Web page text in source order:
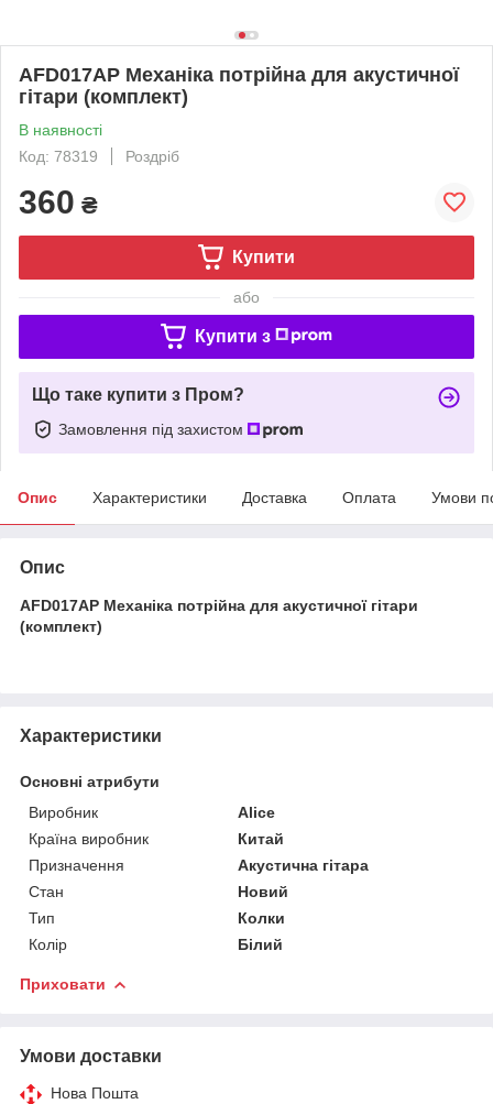
AFD017AP Механіка потрійна для акустичної
гітари (комплект)
В наявності
Код: 78319
Роздріб
360 ₴
Купити
або
Купити з
Що таке купити з Пром?
Замовлення під захистом
Опис Характеристики Доставка Оплата Умови
Опис
AFD017AP Механіка потрійна для акустичної гітари
(комплект)
Характеристики
Основні атрибути
Виробник
Alice
Країна виробник
Китай
Призначення
Акустична гітара
Стан
Новий
Тип
Колки
Колір
Білий
Приховати
Умови доставки
Нова Пошта